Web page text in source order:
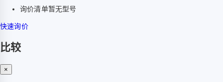
询价清单暂无型号
快速询价
比较
×